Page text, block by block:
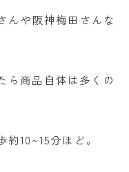
んや阪神梅田さんな
ら商品自体は多くの
10~15分ほど。